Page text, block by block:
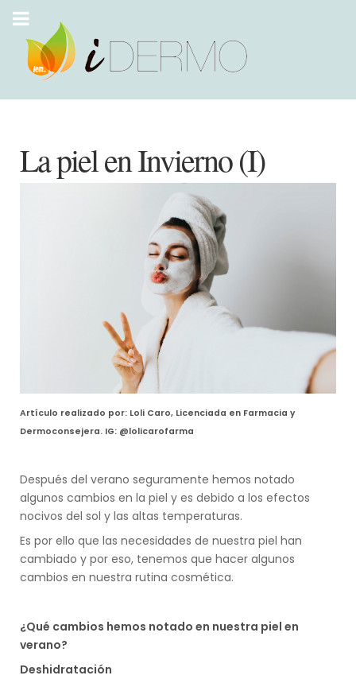
La piel en Invierno (I)
Artículo realizado por: Loli Caro, Licenciada en Farmacia y
Dermoconsejera. IG: @lolicarofarma
Después del verano seguramente hemos notado
algunos cambios en la piel y es debido a los efectos
nocivos del sol y las altas temperaturas.
Es por ello que las necesidades de nuestra piel han
cambiado y por eso, tenemos que hacer algunos
cambios en nuestra rutina cosmética.
¿Qué cambios hemos notado en nuestra piel en
verano?
Deshidratación